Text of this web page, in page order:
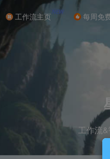
工作流主页 NEW 每周免
工作流